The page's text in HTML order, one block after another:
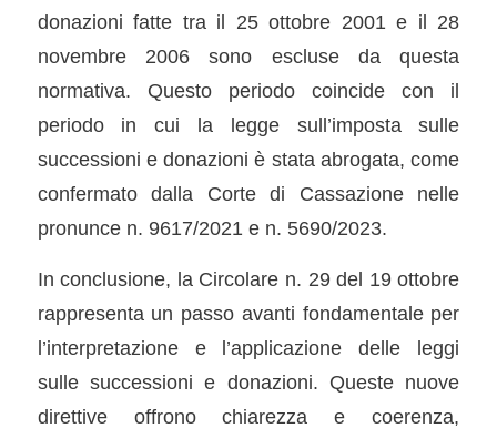
donazioni fatte tra il 25 ottobre 2001 e il 28
novembre 2006 sono escluse da questa
normativa. Questo periodo coincide con il
periodo in cui la legge sull’imposta sulle
successioni e donazioni è stata abrogata, come
confermato dalla Corte di Cassazione nelle
pronunce n. 9617/2021 e n. 5690/2023.
In conclusione, la Circolare n. 29 del 19 ottobre
rappresenta un passo avanti fondamentale per
l’interpretazione e l’applicazione delle leggi
sulle successioni e donazioni. Queste nuove
direttive offrono chiarezza e coerenza,